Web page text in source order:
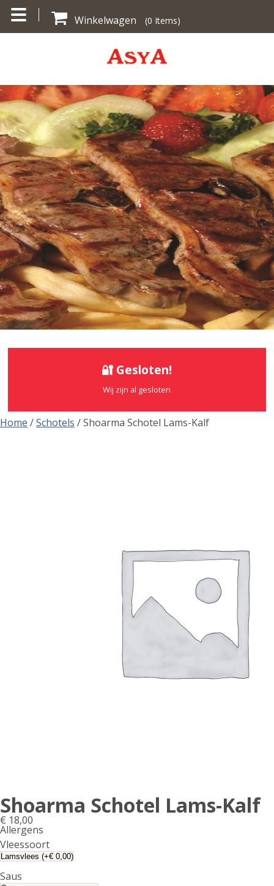
Winkelwagen (0 Items)
🔐 Gesloten!
Wij zijn al gesloten
Home /Schotels / Shoarma Schotel Lams-Kalf
Shoarma Schotel Lams-Kalf
€ 18,00
Allergens
Product
allergen
information
Vleessoort
Saus